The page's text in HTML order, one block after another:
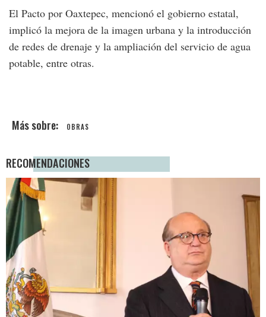
El Pacto por Oaxtepec, mencionó el gobierno estatal,
implicó la mejora de la imagen urbana y la introducción
de redes de drenaje y la ampliación del servicio de agua
potable, entre otras.
OBRAS
RECOMENDACIONES